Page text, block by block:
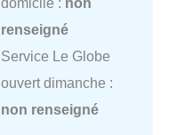
renseigné
Service Le Globe
ouvert dimanche :
non renseigné